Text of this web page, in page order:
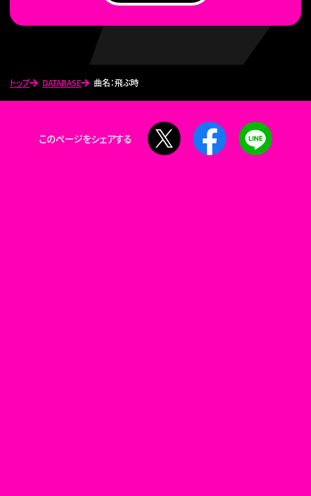
トップ DATABASE 曲名：飛ぶ時
このページをシェアする
Facebook